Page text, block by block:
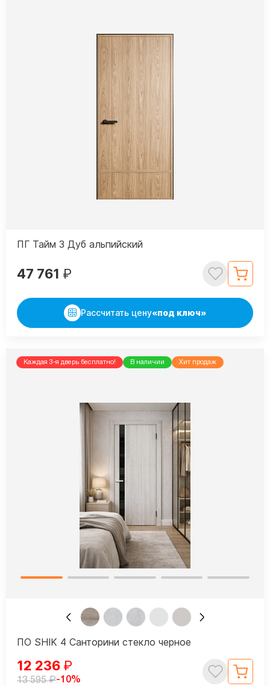
ПГ Тайм 3 Дуб альпийский
47 761 ₽
Рассчитать цену«под ключ»
Каждая 3-я дверь бесплатно! В наличии Хит продаж
ПО SHIK 4 Санторини стекло черное
12 236 ₽
13 595₽-10%